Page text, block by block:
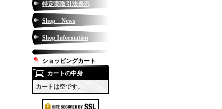
特定商取引法表示
Shop News
Shop Information
ショッピングカート
カートの中身
カートは空です。